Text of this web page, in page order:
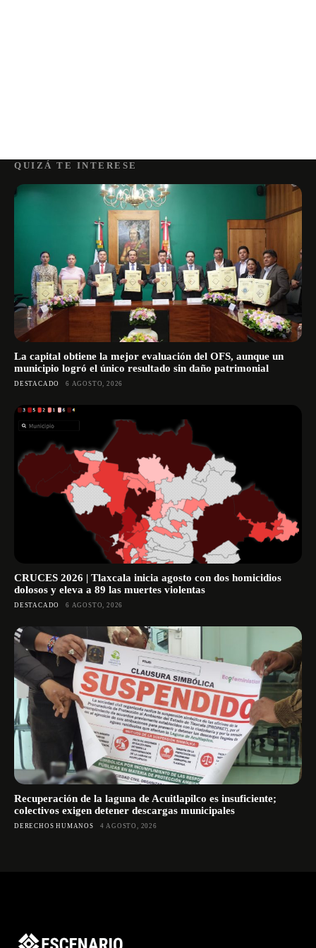
QUIZÁ TE INTERESE
La capital obtiene la mejor evaluación del OFS, aunque un
municipio logró el único resultado sin daño patrimonial
DESTACADO 6 AGOSTO, 2026
CRUCES 2026 | Tlaxcala inicia agosto con dos homicidios
dolosos y eleva a 89 las muertes violentas
DESTACADO 6 AGOSTO, 2026
Recuperación de la laguna de Acuitlapilco es insuficiente;
colectivos exigen detener descargas municipales
DERECHOS HUMANOS 4 AGOSTO, 2026